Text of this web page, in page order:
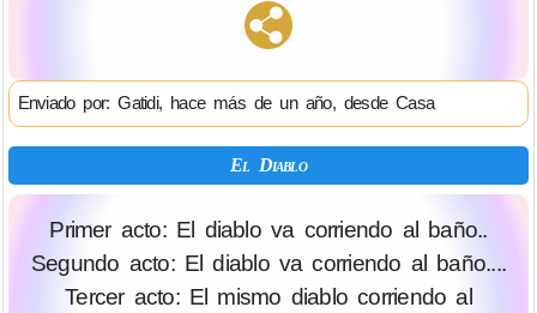
Enviado por: Gatidi, hace más de un año, desde Casa
El Diablo
Primer acto: El diablo va corriendo al baño..
Segundo acto: El diablo va corriendo al baño....
Tercer acto: El mismo diablo corriendo al